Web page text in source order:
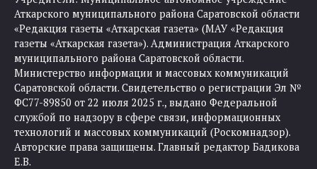
Аткарского муниципального района Саратовской области
«Редакция газеты «Аткарская газета» (МАУ «Редакция
газеты «Аткарская газета»). Администрация Аткарского
муниципального района Саратовской области.
Министерство информации и массовых коммуникаций
Саратовской области. Свидетельство о регистрации Эл №
ФС77-89850 от 22 июля 2025 г., выдано Федеральной
службой по надзору в сфере связи, информационных
технологий и массовых коммуникаций (Роскомнадзор).
Авторские права защищены. Главный редактор Бадикова
Е.В.